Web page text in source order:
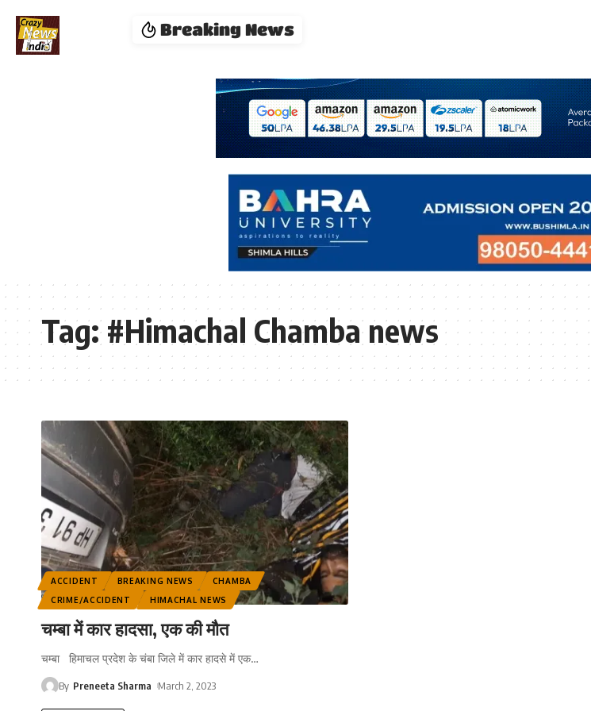
Breaking News
Tag:#Himachal Chamba news
ACCIDENT BREAKING NEWS
CHAMBA
CRIME/ACCIDENT
HIMACHAL NEWS
चम्बा में कार हादसा, एक की मौत
चम्बा हिमाचल प्रदेश के चंबा जिले में कार हादसे में एक…
By Preneeta Sharma March 2, 2023